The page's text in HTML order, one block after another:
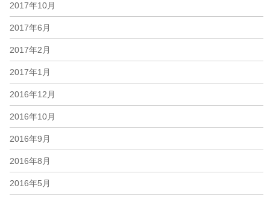
2017年10月
2017年6月
2017年2月
2017年1月
2016年12月
2016年10月
2016年9月
2016年8月
2016年5月